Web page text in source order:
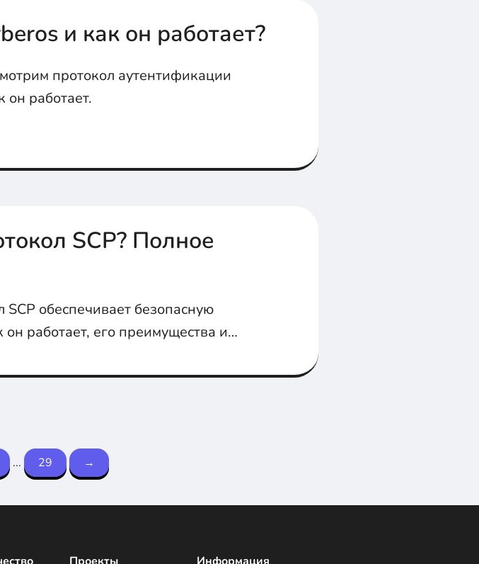
и как он работает?
протокол аутентификации
он работает.
SCP? Полное
SCP обеспечивает безопасную
работает, его преимущества и
помогут избежать проблем при
... 29 →